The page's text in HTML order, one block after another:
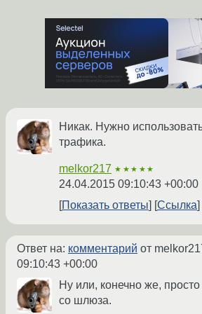
Никак. Нужно
трафика.
melkor217 ★★★★★
24.04.2015 09:10:43 +00:00
Показать ответы
Ссылка
Ответ на: комментарий от
09:10:43 +00:00
Ну или, конечно же,
со шлюза.